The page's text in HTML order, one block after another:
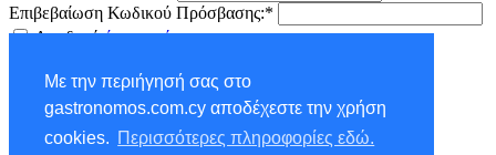
Με την περιήγησή σας στο
gastronomos.com.cy αποδέχεστε την χρήση
cookies. Περισσότερες πληροφορίες εδώ.
Επιβεβαίωση Κωδικού Πρόσβασης:*
Αποδοχήόρων χρήσης
NEWSLETTER - ΕΓΓΡΑΦΗ